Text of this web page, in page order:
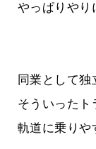
やっぱりやり
同業として
そういったト
軌道に乗りや